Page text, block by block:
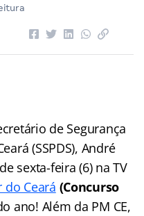
de Segurança
(SSPDS), André
sexta-feira (6) na TV
Ceará (Concurso
ano! Além da PM CE,